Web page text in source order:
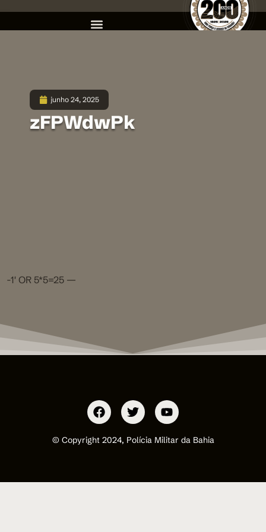
junho 24, 2025
zFPWdwPk
-1′ OR 5*5=25 —
© Copyright 2024, Polícia Militar da Bahia